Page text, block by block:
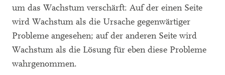
um das Wachstum verschärft: Auf der einen Seite
wird Wachstum als die Ursache gegenwärtiger
Probleme angesehen; auf der anderen Seite wird
Wachstum als die Lösung für eben diese Probleme
wahrgenommen.